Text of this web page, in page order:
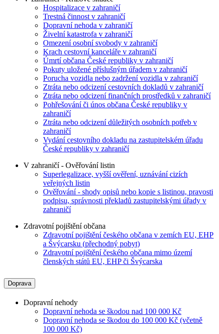
Hospitalizace v zahraničí
Trestná činnost v zahraničí
Dopravní nehoda v zahraničí
Živelní katastrofa v zahraničí
Omezení osobní svobody v zahraničí
Krach cestovní kanceláře v zahraničí
Úmrtí občana České republiky v zahraničí
Pokuty uložené příslušným úřadem v zahraničí
Porucha vozidla nebo zadržení vozidla v zahraničí
Ztráta nebo odcizení cestovních dokladů v zahraničí
Ztráta nebo odcizení finančních prostředků v zahraničí
Pohřešování či únos občana České republiky v
zahraničí
Ztráta nebo odcizení důležitých osobních potřeb v
zahraničí
Vydání cestovního dokladu na zastupitelském úřadu
České republiky v zahraničí
V zahraničí - Ověřování listin
Superlegalizace, vyšší ověření, uznávání cizích
veřejných listin
Ověřování - shody opisů nebo kopie s listinou, pravosti
podpisu, správnosti překladů zastupitelskými úřady v
zahraničí
Zdravotní pojištění občana
Zdravotní pojištění českého občana v zemích EU, EHP
a Švýcarsku (přechodný pobyt)
Zdravotní pojištění českého občana mimo území
členských států EU, EHP či Švýcarska
Doprava
Dopravní nehody
Dopravní nehoda se škodou nad 100 000 Kč
Dopravní nehoda se škodou do 100 000 Kč (včetně
100 000 Kč)